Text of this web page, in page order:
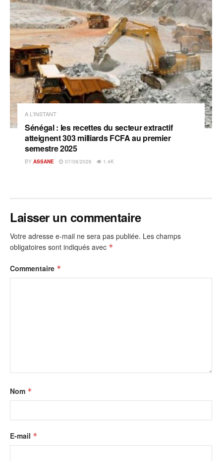
A L'INSTANT
Sénégal : les recettes du secteur extractif
atteignent 303 milliards FCFA au premier
semestre 2025
BY ASSANE 07/08/2026 1.4K
Laisser un commentaire
Votre adresse e-mail ne sera pas publiée. Les champs
obligatoires sont indiqués avec *
Commentaire *
Nom *
E-mail *